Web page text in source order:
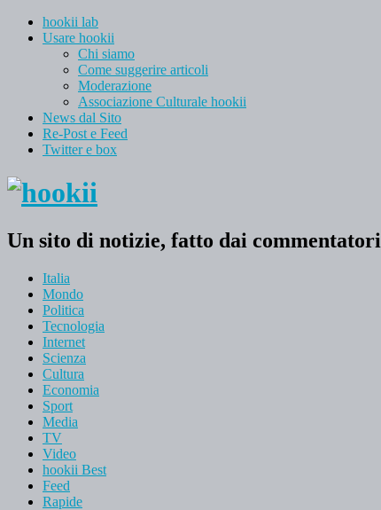
hookii lab
Usare hookii
Chi siamo
Come suggerire articoli
Moderazione
Associazione Culturale hookii
News dal Sito
Re-Post e Feed
Twitter e box
Un sito di notizie, fatto dai commentatori
Italia
Mondo
Politica
Tecnologia
Internet
Scienza
Cultura
Economia
Sport
Media
TV
Video
hookii Best
Feed
Rapide